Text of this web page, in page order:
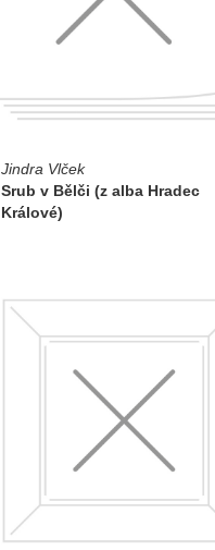
Jindra Vlček
Srub v Bělči (z alba Hradec
Králové)